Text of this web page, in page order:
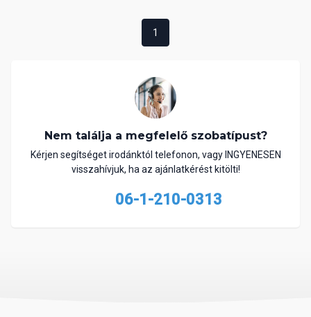
1
Nem találja a megfelelő szobatípust?
Kérjen segítséget irodánktól telefonon, vagy INGYENESEN
visszahívjuk, ha az ajánlatkérést kitölti!
06-1-210-0313